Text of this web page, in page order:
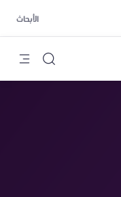
الأبحاث